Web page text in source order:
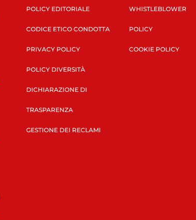
POLICY EDITORIALE
CODICE ETICO CONDOTTA
PRIVACY POLICY
POLICY DIVERSITÀ
DICHIARAZIONE DI
TRASPARENZA
GESTIONE DEI RECLAMI
WHISTLEBLOWER
POLICY
COOKIE POLICY